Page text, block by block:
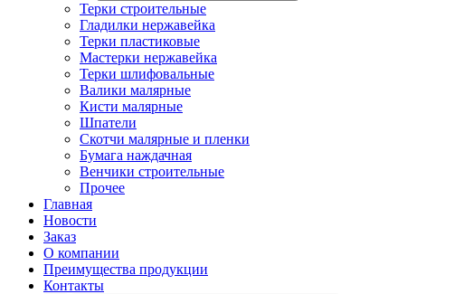
Терки строительные
Гладилки нержавейка
Терки пластиковые
Мастерки нержавейка
Терки шлифовальные
Валики малярные
Кисти малярные
Шпатели
Скотчи малярные и пленки
Бумага наждачная
Венчики строительные
Прочее
Главная
Новости
Заказ
О компании
Преимущества продукции
Контакты